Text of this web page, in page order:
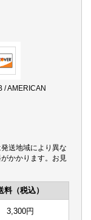
/ AMERICAN
送地域により異な
かかります。お見
料（税込）
3,300円